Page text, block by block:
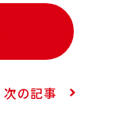
次の記事